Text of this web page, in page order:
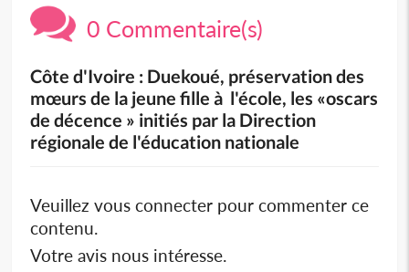
0 Commentaire(s)
Côte d'Ivoire : Duekoué, préservation des
mœurs de la jeune fille à l'école, les «oscars
de décence » initiés par la Direction
régionale de l'éducation nationale
Veuillez vous connecter pour commenter ce
contenu.
Votre avis nous intéresse.